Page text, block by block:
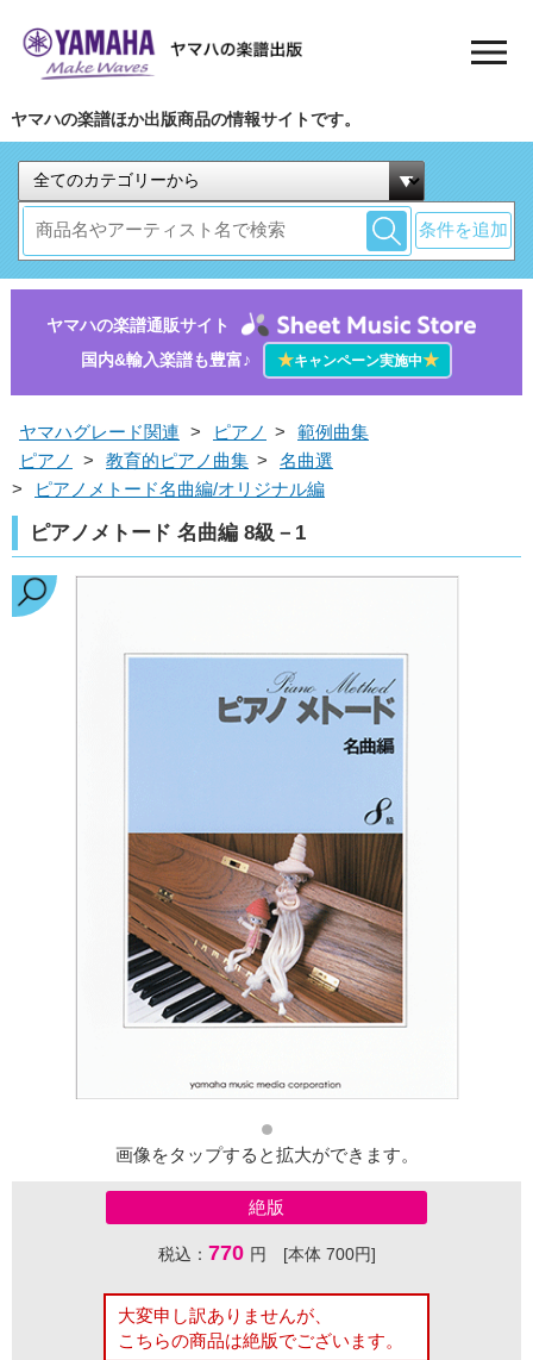
ヤマハの楽譜ほか出版商品の情報サイトです。
条件を追加
ヤマハの楽譜通販サイト
国内&輸入楽譜も豊富♪
★キャンペーン実施中★
ヤマハグレード関連 > ピアノ >
範例曲集
ピアノ
> 教育的ピアノ曲集 >
名曲選
>
ピアノメトード名曲編/オリジナル編
ピアノメトード 名曲編 8級－1
画像をタップすると拡大ができます。
絶版
税込： 770 円 [本体 700円]
大変申し訳ありませんが、
こちらの商品は絶版でございます。